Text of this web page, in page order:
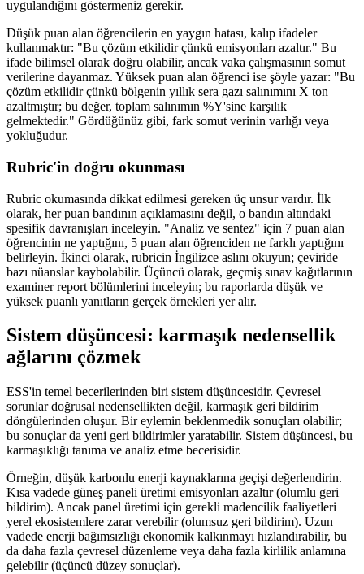
uygulandığını göstermeniz gerekir.
Düşük puan alan öğrencilerin en yaygın hatası, kalıp ifadeler
kullanmaktır: "Bu çözüm etkilidir çünkü emisyonları azaltır." Bu
ifade bilimsel olarak doğru olabilir, ancak vaka çalışmasının somut
verilerine dayanmaz. Yüksek puan alan öğrenci ise şöyle yazar: "Bu
çözüm etkilidir çünkü bölgenin yıllık sera gazı salınımını X ton
azaltmıştır; bu değer, toplam salınımın %Y'sine karşılık
gelmektedir." Gördüğünüz gibi, fark somut verinin varlığı veya
yokluğudur.
Rubric'in doğru okunması
Rubric okumasında dikkat edilmesi gereken üç unsur vardır. İlk
olarak, her puan bandının açıklamasını değil, o bandın altındaki
spesifik davranışları inceleyin. "Analiz ve sentez" için 7 puan alan
öğrencinin ne yaptığını, 5 puan alan öğrenciden ne farklı yaptığını
belirleyin. İkinci olarak, rubricin İngilizce aslını okuyun; çeviride
bazı nüanslar kaybolabilir. Üçüncü olarak, geçmiş sınav kağıtlarının
examiner report bölümlerini inceleyin; bu raporlarda düşük ve
yüksek puanlı yanıtların gerçek örnekleri yer alır.
Sistem düşüncesi: karmaşık nedensellik
ağlarını çözmek
ESS'in temel becerilerinden biri sistem düşüncesidir. Çevresel
sorunlar doğrusal nedensellikten değil, karmaşık geri bildirim
döngülerinden oluşur. Bir eylemin beklenmedik sonuçları olabilir;
bu sonuçlar da yeni geri bildirimler yaratabilir. Sistem düşüncesi, bu
karmaşıklığı tanıma ve analiz etme becerisidir.
Örneğin, düşük karbonlu enerji kaynaklarına geçişi değerlendirin.
Kısa vadede güneş paneli üretimi emisyonları azaltır (olumlu geri
bildirim). Ancak panel üretimi için gerekli madencilik faaliyetleri
yerel ekosistemlere zarar verebilir (olumsuz geri bildirim). Uzun
vadede enerji bağımsızlığı ekonomik kalkınmayı hızlandırabilir, bu
da daha fazla çevresel düzenleme veya daha fazla kirlilik anlamına
gelebilir (üçüncü düzey sonuçlar).